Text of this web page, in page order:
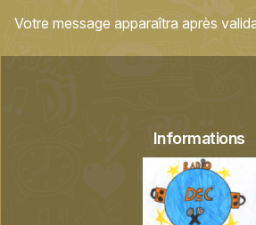
Votre message apparaîtra après
Informations